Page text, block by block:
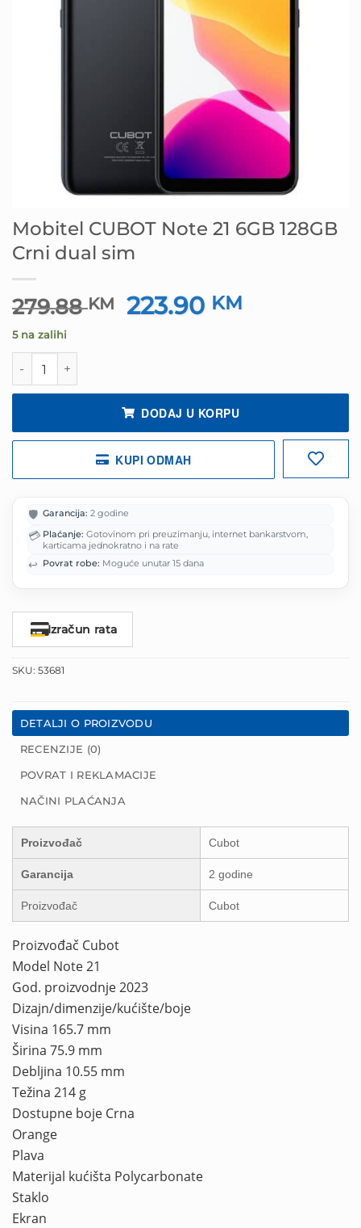
Mobitel CUBOT Note 21 6GB 128GB
Crni dual sim
279.88KM
Izvorna
cijena
223.90 KM
5 na zalihi
Mobitel CUBOT Note 21 6GB 128GB Crni dual sim količina
DODAJ U KORPU
KUPI ODMAH
🛡️ Garancija: 2 godine
💳 Plaćanje: Gotovinom pri preuzimanju, internet bankarstvom,
karticama jednokratno i na rate
↩️ Povrat robe: Moguće unutar 15 dana
Izračun rata
SKU: 53681
DETALJI O PROIZVODU
RECENZIJE (0)
POVRAT I REKLAMACIJE
NAČINI PLAĆANJA
Proizvođač Cubot
Garancija 2 godine
Proizvođač Cubot
Proizvođač Cubot
Model Note 21
God. proizvodnje 2023
Dizajn/dimenzije/kućište/boje
Visina 165.7 mm
Širina 75.9 mm
Debljina 10.55 mm
Težina 214 g
Dostupne boje Crna
Orange
Plava
Materijal kućišta Polycarbonate
Staklo
Ekran